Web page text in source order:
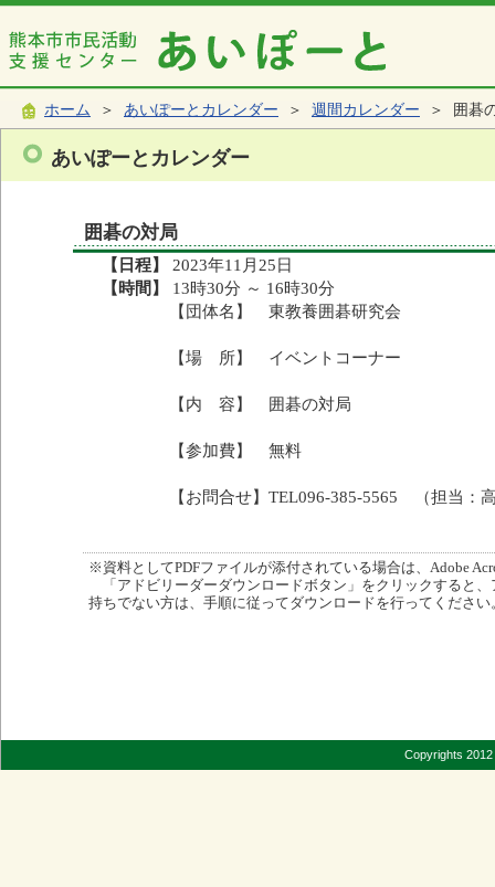
ホーム ＞ あいぽーとカレンダー ＞ 週間カレンダー ＞ 囲碁
あいぽーとカレンダー
囲碁の対局
【日程】
2023年11月25日
【時間】
13時30分 ～ 16時30分
【団体名】 東教養囲碁研究会
【場 所】 イベントコーナー
【内 容】 囲碁の対局
【参加費】 無料
【お問合せ】TEL096-385-5565 （担当：
※資料としてPDFファイルが添付されている場合は、Adobe
「アドビリーダーダウンロードボタン」をクリックすると
持ちでない方は、手順に従ってダウンロードを行ってください
Copyrights